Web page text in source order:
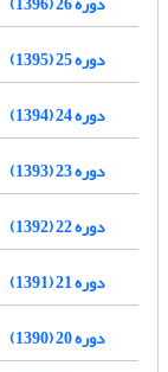
دوره 25 (1395)
دوره 24 (1394)
دوره 23 (1393)
دوره 22 (1392)
دوره 21 (1391)
دوره 20 (1390)